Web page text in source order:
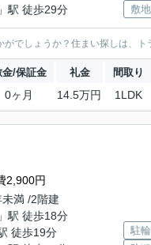
」駅 徒歩29分
敷
でしょうか？住まい探しは、ト
金/保証金 礼金 間取り
0ヶ月 14.5万円 1LDK
2,900円
満 /2階建
」駅 徒歩18分
徒歩19分
駐